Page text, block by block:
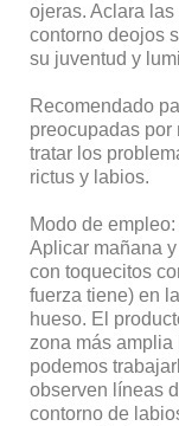
ojeras. Aclara las
contorno deojos
su juventud y
Recomendado
preocupadas por
tratar los
rictus y labios.
Modo de empleo:
Aplicar mañana
con toquecitos
fuerza tiene) en
hueso. El
zona más amplia
podemos
observen líneas
contorno de